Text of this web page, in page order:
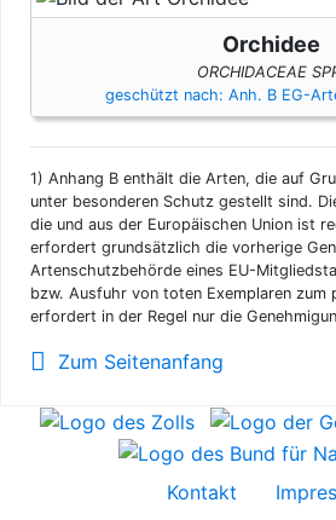
Orchidee
ORCHIDACEAE
geschützt nach: Anh. B EG-
1) Anhang B enthält die Arten, die auf
unter besonderen Schutz gestellt sind.
die und aus der Europäischen Union ist
erfordert grundsätzlich die vorherige
Artenschutzbehörde eines EU-
bzw. Ausfuhr von toten Exemplaren zum
erfordert in der Regel nur die
Zum Seitenanfang
Kontakt